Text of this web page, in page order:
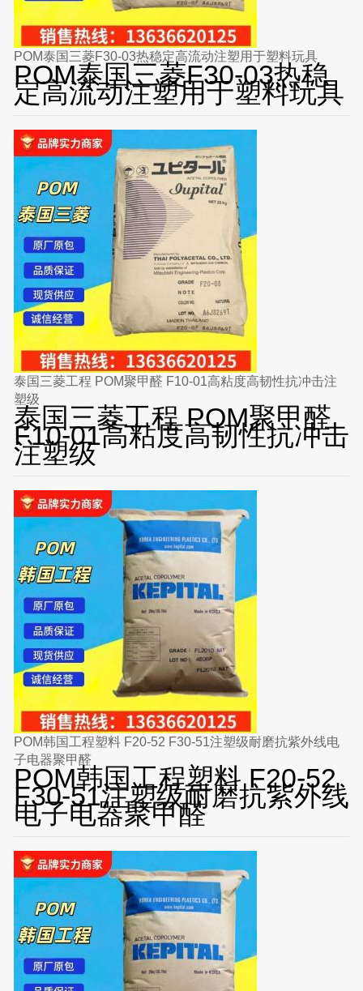
POM泰国三菱F30-03热稳定高流动注塑用于塑料玩具
POM泰国三菱F30-03热稳
定高流动注塑用于塑料玩具
泰国三菱工程 POM聚甲醛 F10-01高粘度高韧性抗冲击注
塑级
泰国三菱工程 POM聚甲醛
F10-01高粘度高韧性抗冲击
注塑级
POM韩国工程塑料 F20-52 F30-51注塑级耐磨抗紫外线电
子电器聚甲醛
POM韩国工程塑料 F20-52
F30-51注塑级耐磨抗紫外线
电子电器聚甲醛